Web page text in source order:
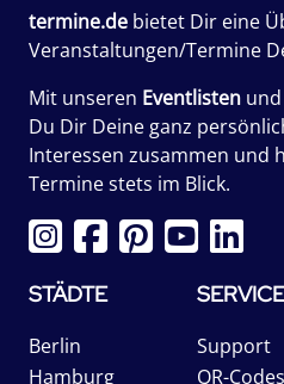
termine.de bietet Dir eine
Veranstaltungen/Termine
Mit unseren Eventlisten und
Du Dir Deine ganz
Interessen zusammen und
Termine stets im Blick.
STÄDTE
Berlin
Hamburg
Support
QR-